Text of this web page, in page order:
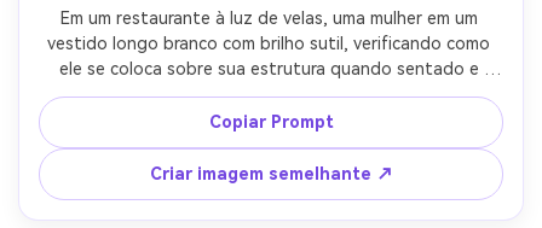
Em um restaurante à luz de velas, uma mulher em um
vestido longo branco com brilho sutil, verificando como
ele se coloca sobre sua estrutura quando sentado e
como o decote se senta sobre seus ombros; Praticas
quentes com preenchimento macio, Canon R6 85mm f/1.8,
composição sentada do corpo 3/4, humor elegante,
textura da pele fotorealista, controle realista de grão de
baixa luz, roupa drapada naturalmente em sua estrutura-
AR 4:5
Copiar Prompt
Criar imagem semelhante ↗